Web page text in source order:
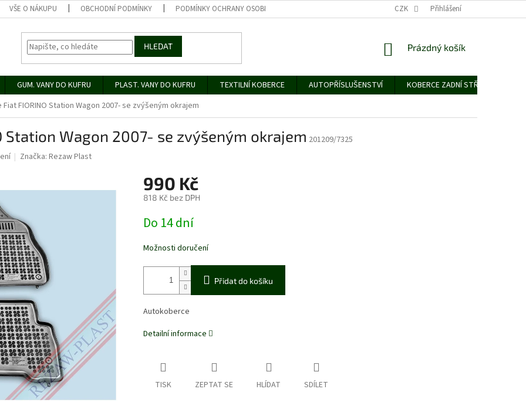
VŠE O NÁKUPU OBCHODNÍ PODMÍNKY PODMÍNKY OCHRANY OSOBNÍCH ÚDAJŮ CZK Přihlášení
HLEDAT
NÁKUPNÍ
Prázdný košík
GUM. VANY DO KUFRU PLAST. VANY DO KUFRU TEXTILNÍ KOBERCE AUTOPŘÍSLUŠENSTVÍ KOBERCE ZADNÍ STŘEDNÍ
FIORINO Station Wagon 2007- se zvýšeným okrajem
Station Wagon 2007- se zvýšeným okrajem 201209/7325
Značka:Rezaw Plast
990 Kč
818 Kč bez DPH
cena:
Do 14 dní
Možnosti doručení
Přidat do košíku
Autokoberce
Detailní informace
TISK ZEPTAT SE HLÍDAT SDÍLET